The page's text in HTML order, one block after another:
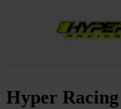
Hyper Racing